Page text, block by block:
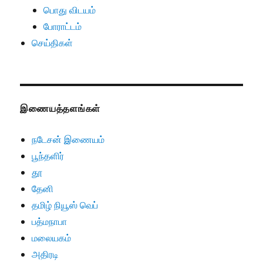
பொது விடயம்
போராட்டம்
செய்திகள்
இணையத்தளங்கள்
நடேசன் இணையம்
பூந்தளிர்
தூ
தேனி
தமிழ் நியூஸ் வெப்
பத்மநாபா
மலையகம்
அதிரடி